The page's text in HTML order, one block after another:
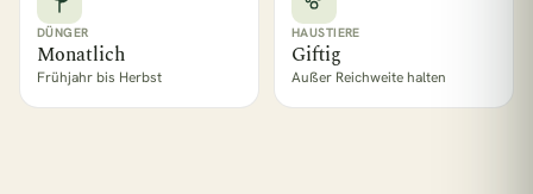
DÜNGER
Monatlich
Frühjahr bis Herbst
HAUSTIERE
Giftig
Außer Reichweite halten